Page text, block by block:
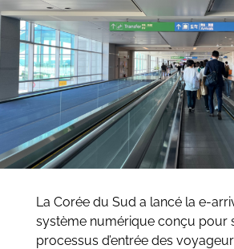
La Corée du Sud a lancé la e-
système numérique conçu pour
processus d’entrée des